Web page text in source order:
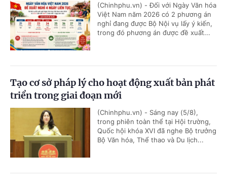
(Chinhphu.vn) - Đối với Ngày Văn hóa
Việt Nam năm 2026 có 2 phương án
nghỉ đang được Bộ Nội vụ lấy ý kiến,
trong đó phương án được đề xuất...
Tạo cơ sở pháp lý cho hoạt động xuất bản phát
triển trong giai đoạn mới
(Chinhphu.vn) - Sáng nay (5/8),
trong phiên toàn thể tại Hội trường,
Quốc hội khóa XVI đã nghe Bộ trưởng
Bộ Văn hóa, Thể thao và Du lịch...